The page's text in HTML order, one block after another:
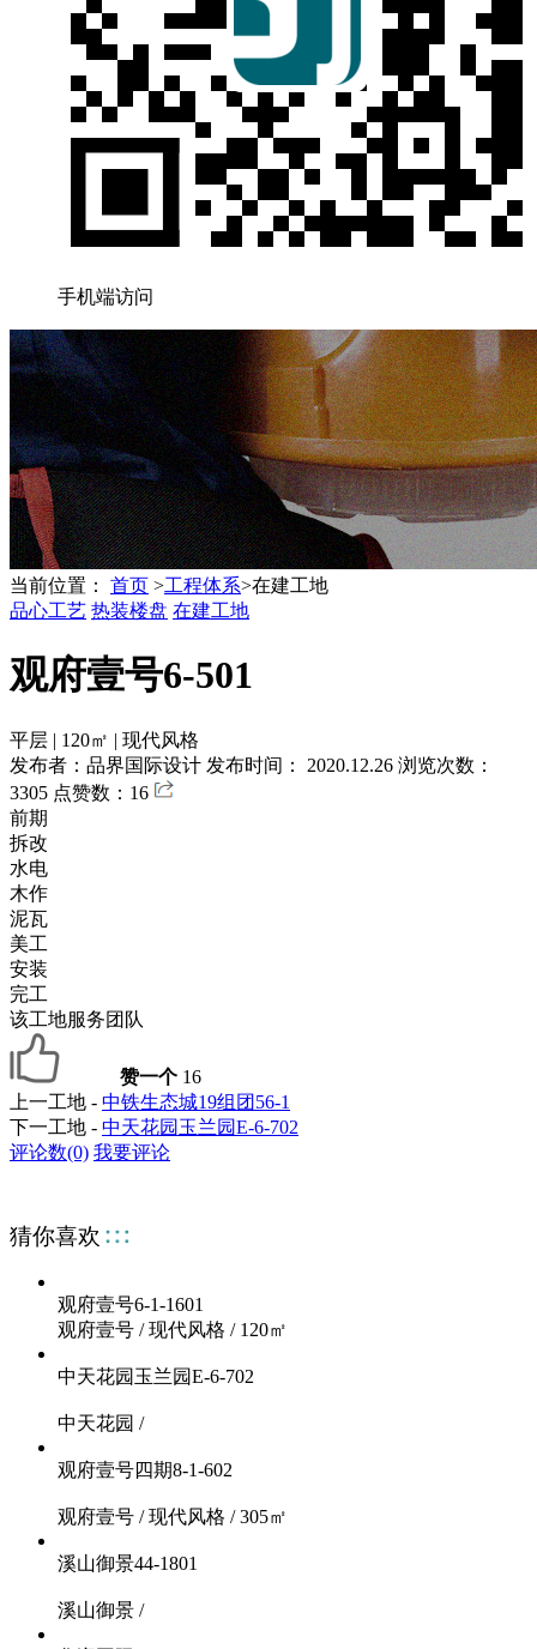
手机端访问
当前位置： 首页 >工程体系>在建工地
品心工艺 热装楼盘 在建工地
观府壹号6-501
平层 | 120㎡ | 现代风格
发布者：品界国际设计 发布时间： 2020.12.26 浏览次数：
3305 点赞数：16
前期
拆改
水电
木作
泥瓦
美工
安装
完工
该工地服务团队
赞一个 16
上一工地 - 中铁生态城19组团56-1
下一工地 - 中天花园玉兰园E-6-702
评论数(0) 我要评论
猜你喜欢
观府壹号6-1-1601
观府壹号 /现代风格 / 120㎡
中天花园玉兰园E-6-702
中天花园 /
观府壹号四期8-1-602
观府壹号 /现代风格 /305㎡
溪山御景44-1801
溪山御景 /